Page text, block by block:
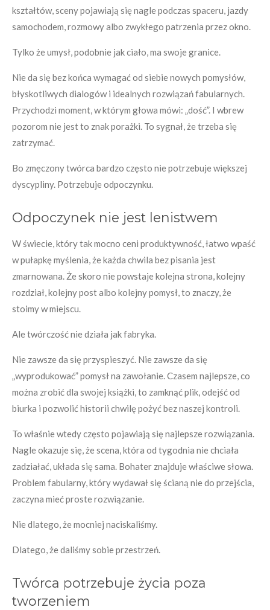
kształtów, sceny pojawiają się nagle podczas spaceru, jazdy
samochodem, rozmowy albo zwykłego patrzenia przez okno.
Tylko że umysł, podobnie jak ciało, ma swoje granice.
Nie da się bez końca wymagać od siebie nowych pomysłów,
błyskotliwych dialogów i idealnych rozwiązań fabularnych.
Przychodzi moment, w którym głowa mówi: „dość”. I wbrew
pozorom nie jest to znak porażki. To sygnał, że trzeba się
zatrzymać.
Bo zmęczony twórca bardzo często nie potrzebuje większej
dyscypliny. Potrzebuje odpoczynku.
Odpoczynek nie jest lenistwem
W świecie, który tak mocno ceni produktywność, łatwo wpaść
w pułapkę myślenia, że każda chwila bez pisania jest
zmarnowana. Że skoro nie powstaje kolejna strona, kolejny
rozdział, kolejny post albo kolejny pomysł, to znaczy, że
stoimy w miejscu.
Ale twórczość nie działa jak fabryka.
Nie zawsze da się przyspieszyć. Nie zawsze da się
„wyprodukować” pomysł na zawołanie. Czasem najlepsze, co
można zrobić dla swojej książki, to zamknąć plik, odejść od
biurka i pozwolić historii chwilę pożyć bez naszej kontroli.
To właśnie wtedy często pojawiają się najlepsze rozwiązania.
Nagle okazuje się, że scena, która od tygodnia nie chciała
zadziałać, układa się sama. Bohater znajduje właściwe słowa.
Problem fabularny, który wydawał się ścianą nie do przejścia,
zaczyna mieć proste rozwiązanie.
Nie dlatego, że mocniej naciskaliśmy.
Dlatego, że daliśmy sobie przestrzeń.
Twórca potrzebuje życia poza
tworzeniem